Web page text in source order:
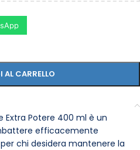
CARRELLO
Extra Potere 400 ml è un
efficacemente
chi desidera mantenere la